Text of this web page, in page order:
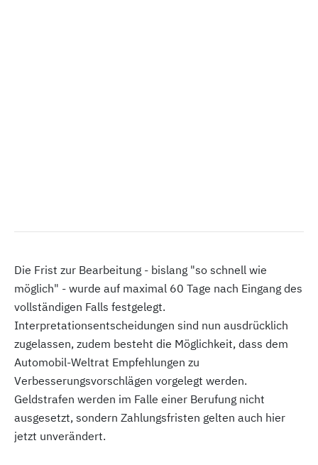
Die Frist zur Bearbeitung - bislang "so schnell wie
möglich" - wurde auf maximal 60 Tage nach Eingang des
vollständigen Falls festgelegt.
Interpretationsentscheidungen sind nun ausdrücklich
zugelassen, zudem besteht die Möglichkeit, dass dem
Automobil-Weltrat Empfehlungen zu
Verbesserungsvorschlägen vorgelegt werden.
Geldstrafen werden im Falle einer Berufung nicht
ausgesetzt, sondern Zahlungsfristen gelten auch hier
jetzt unverändert.